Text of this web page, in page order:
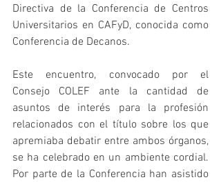
Directiva de la Conferencia de Centros
Universitarios en CAFyD, conocida como
Conferencia de Decanos.
Este encuentro, convocado por el
Consejo COLEF ante la cantidad de
asuntos de interés para la profesión
relacionados con el título sobre los que
apremiaba debatir entre ambos órganos,
se ha celebrado en un ambiente cordial.
Por parte de la Conferencia han asistido